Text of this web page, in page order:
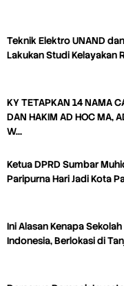
Teknik Elektro UNAND
Lakukan Studi Kelayakan
KY TETAPKAN 14 NAMA
DAN HAKIM AD HOC MA,
W…
Ketua DPRD Sumbar
Paripurna Hari Jadi Kota
Ini Alasan Kenapa
Indonesia, Berlokasi di